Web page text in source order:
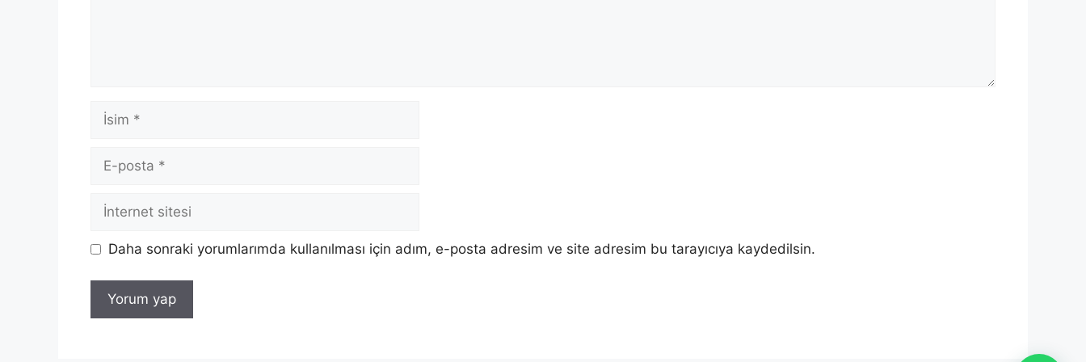
Daha sonraki yorumlarımda kullanılması için adım, e-posta adresim ve site adresim bu tarayıcıya kaydedilsin.